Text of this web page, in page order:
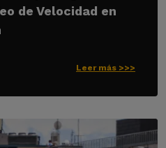
de Velocidad en
Leer más >>>